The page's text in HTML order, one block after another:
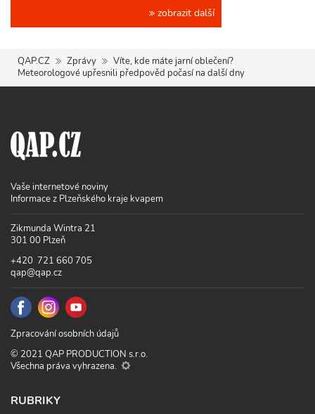
zobrazit další
QAP.CZ Zprávy
Víte, kde máte jarní oblečení?
Meteorologové upřesnili předpověd počasí na další dny
Vaše internetové noviny
Informace z Plzeňského kraje kvapem
Zikmunda Wintra 21
301 00 Plzeň
+420 721 660 705
qap@qap.cz
Zpracování osobních údajů
© 2021 QAP PRODUCTION s.r.o.
Všechna práva vyhrazena.
RUBRIKY